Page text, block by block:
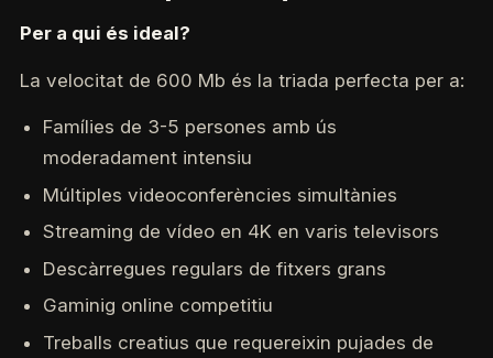
Per a qui és ideal?
La velocitat de 600 Mb és la triada perfecta per a:
Famílies de 3-5 persones amb ús
moderadament intensiu
Múltiples videoconferències simultànies
Streaming de vídeo en 4K en varis televisors
Descàrregues regulars de fitxers grans
Gaminig online competitiu
Treballs creatius que requereixin pujades de